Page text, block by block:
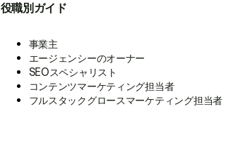
役職別ガイド
事業主
エージェンシーのオーナー
SEOスペシャリスト
コンテンツマーケティング担当者
フルスタックグロースマーケティング担当者